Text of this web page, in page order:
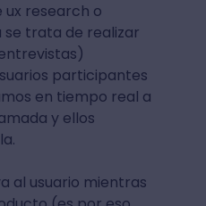
ux research o
trata de realizar
participantes
en tiempo real a
y ellos
al usuario mientras